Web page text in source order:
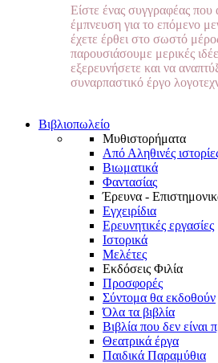
Είστε ένας συγγραφέας που
έμπνευση για το επόμενο
έχετε έρθει στο σωστό
παρουσιάσουμε μερικές
εξερευνήσετε και να
συναρπαστικό έργο
Βιβλιοπωλείο
Μυθιστορήματα
Από Αληθινές
Βιωματικά
Φαντασίας
Έρευνα -
Εγχειρίδια
Ερευνητικές εργασίες
Ιστορικά
Μελέτες
Εκδόσεις Φιλία
Προσφορές
Σύντομα θα εκδοθούν
Όλα τα βιβλία
Βιβλία που δεν είναι
Θεατρικά έργα
Παιδικά Παραμύθια